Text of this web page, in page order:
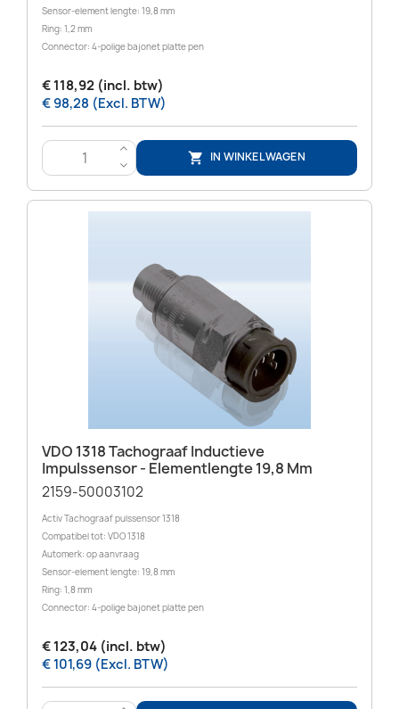
Sensor-element lengte: 19,8 mm
Ring: 1,2 mm
Connector: 4-polige bajonet platte pen
€ 118,92 (incl. btw)
€ 98,28 (Excl. BTW)
>
<
 IN WINKELWAGEN
VDO 1318 Tachograaf Inductieve
Impulssensor - Elementlengte 19,8 Mm
2159-50003102
Activ Tachograaf pulssensor 1318
Compatibel tot: VDO 1318
Automerk: op aanvraag
Sensor-element lengte: 19,8 mm
Ring: 1,8 mm
Connector: 4-polige bajonet platte pen
€ 123,04 (incl. btw)
€ 101,69 (Excl. BTW)